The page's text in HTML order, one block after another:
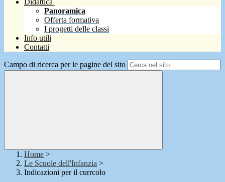
Didattica
Panoramica
Offerta formativa
I progetti delle classi
Info utili
Contatti
Campo di ricerca per le pagine del sito
Home >
Le Scuole dell'Infanzia >
Indicazioni per il currcolo